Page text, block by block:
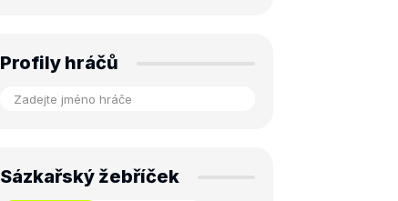
Profily hráčů
Sázkařský žebříček